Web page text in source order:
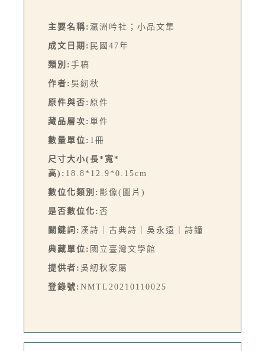
主要名稱: 瀛洲吟社；小品文集
成文日期: 民國47年
類別: 手稿
作者: 吳紉秋
原件與否: 原件
藏品層次: 單件
數量單位: 1冊
尺寸大小(長*寬*
高): 18.8*12.9*0.15cm
數位化類別: 影像(圖片)
是否數位化: 否
關鍵詞: 漢詩｜古典詩｜吳永遠｜詩鐘
典藏單位: 國立臺灣文學館
提供者: 吳紉秋家屬
登錄號: NMTL20210110025